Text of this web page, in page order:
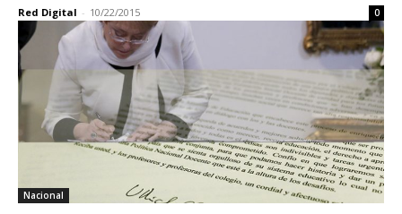
Red Digital - 10/22/2015 0
Nacional